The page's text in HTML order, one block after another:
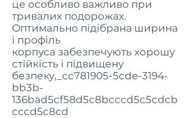
це особливо важливо при
тривалих подорожах.
Оптимально підібрана ширина
і профіль
корпуса забезпечують хорошу
стійкість і підвищену
безпеку,_cc781905-5cde-3194-
bb3b-
136bad5cf58d5c8bcccd5c5cdcb
cccd5c8cd